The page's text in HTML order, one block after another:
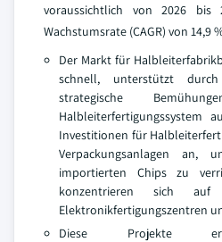
voraussichtlich von 2026
Wachstumsrate (CAGR) von 14,9
Der Markt für
schnell, unterstützt
strategische
Halbleiterfertigungssystem
Investitionen für
Verpackungsanlagen an,
importierten Chips zu
konzentrieren sich
Elektronikfertigungszentren
Diese Projekte